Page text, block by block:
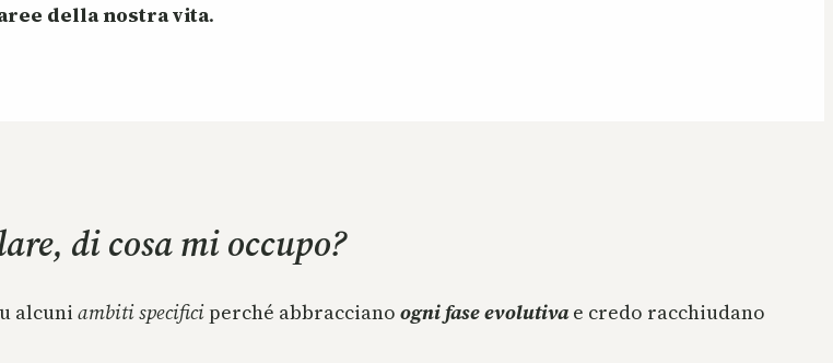
della nostra vita.
di cosa mi occupo?
alcuni ambiti specifici perché abbracciano ogni fase evolutivae credo racchiudano